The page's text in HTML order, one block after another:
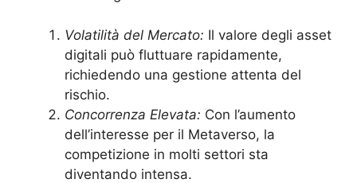
Volatilità del Mercato: Il valore degli asset
digitali può fluttuare rapidamente,
richiedendo una gestione attenta del
rischio.
Concorrenza Elevata: Con l’aumento
dell’interesse per il Metaverso, la
competizione in molti settori sta
diventando intensa.